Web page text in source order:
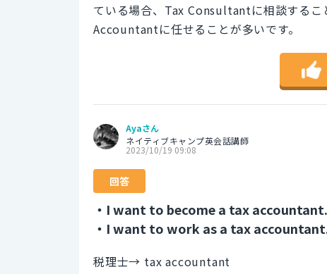
ている場合、Tax Consultantに相談するこ
Accountantに任せることが多いです。
Ayaさん
ネイティブキャンプ英会話講師
2023/10/19 09:08
回答
・I want to become a tax accountant.
・I want to work as a tax
税理士→ tax accountant